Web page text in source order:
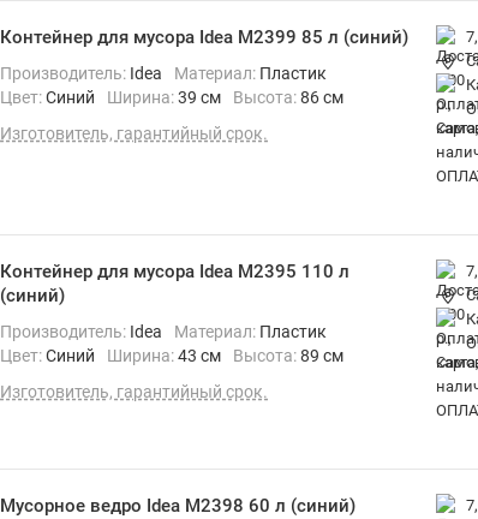
Контейнер для мусора Idea М2399 85 л (синий)
Производитель: Idea Материал: Пластик
Цвет:Синий Ширина:39 см Высота:86 см
Изготовитель, гарантийный срок.
карта, наличные,
Контейнер для мусора Idea М2395 110 л
(синий)
Производитель: Idea Материал: Пластик
Цвет:Синий Ширина:43 см Высота:89 см
Изготовитель, гарантийный срок.
карта, наличные,
Мусорное ведро Idea М2398 60 л (синий)